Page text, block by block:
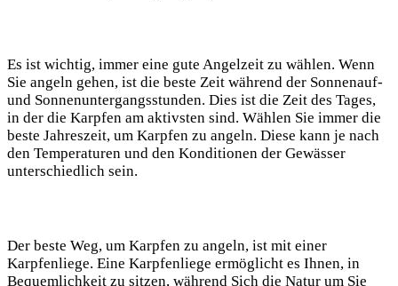
Es ist wichtig, immer eine gute Angelzeit zu wählen. Wenn
Sie angeln gehen, ist die beste Zeit während der Sonnenauf-
und Sonnenuntergangsstunden. Dies ist die Zeit des Tages,
in der die Karpfen am aktivsten sind. Wählen Sie immer die
beste Jahreszeit, um Karpfen zu angeln. Diese kann je nach
den Temperaturen und den Konditionen der Gewässer
unterschiedlich sein.
Der beste Weg, um Karpfen zu angeln, ist mit einer
Karpfenliege. Eine Karpfenliege ermöglicht es Ihnen, in
Bequemlichkeit zu sitzen, während Sich die Natur um Sie